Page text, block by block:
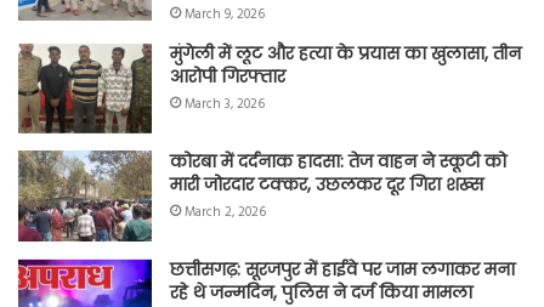
March 9, 2026
मुंगेली में लूट और हत्या के प्रयास का खुलासा, तीन
आरोपी गिरफ्तार
March 3, 2026
कोरबा में दर्दनाक हादसा: तेज वाहन ने स्कूटी को
मारी जोरदार टक्कर, उछलकर दूर गिरा शख्स
March 2, 2026
छत्तीसगढ़: सूरजपुर में हाईवे पर जाम लगाकर मना
रहे थे जन्मदिन, पुलिस ने दर्ज किया मामला